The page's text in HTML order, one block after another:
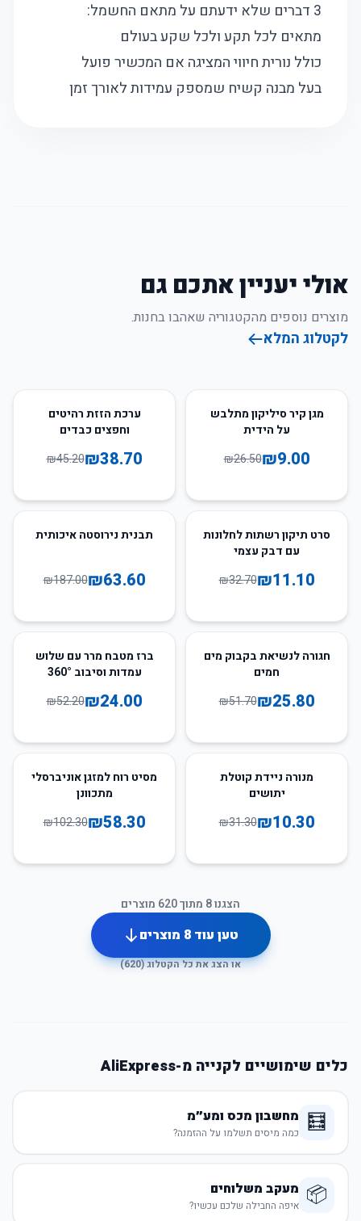
3 דברים שלא ידעתם על מתאם החשמל:
מתאים לכל תקע ולכל שקע בעולם
כולל נורית חיווי המציגה אם המכשיר פועל
בעל מבנה קשיח שמספק עמידות לאורך זמן
אולי יעניין אתכם גם
מוצרים נוספים מהקטגוריה שאהבו בחנות.
לקטלוג המלא
66
מגן קיר סיליקון מתלבש
על הידית
₪9.00
₪26.50
ערכת הזזת רהיטים
וחפצים כבדים
₪38.70
₪45.20
66%סרט תיקון רשתות לחלונות
עם דבק עצמי
₪11.10
₪32.70
66
תבנית נירוסטה איכותית
₪63.60
₪187.00
50%חגורה לנשיאת בקבוק מים
חמים
₪25.80
₪51.70
54
ברז מטבח מרר עם שלוש
עמדות וסיבוב 360°
₪24.00
₪52.20
מנורה ניידת קוטלת
יתושים
₪10.30
₪31.30
43%מסיט רוח למזגן אוניברסלי
מתכוונן
₪58.30
₪102.30
הצגנו8 מתוך620 מוצרים
טען עוד8 מוצרים
או הצג את כל הקטלוג (620
)
כלים שימושיים לקנייה מ-AliExpress
🧮 מחשבון מכס ומע״מ
כמה מיסים תשלמו על ההזמנה?
📦 מעקב משלוחים
איפה החבילה שלכם עכשיו?